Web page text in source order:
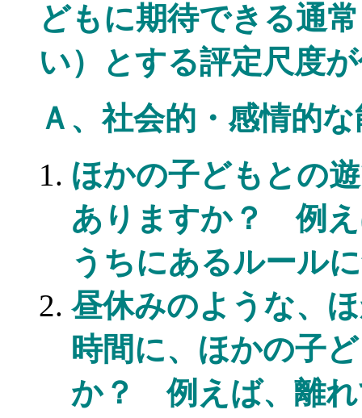
どもに期待できる通
い）とする評定尺度
Ａ、社会的・感情的
ほかの子どもとの
ありますか？ 例え
うちにあるルール
昼休みのような、
時間に、ほかの子
か？ 例えば、離れ